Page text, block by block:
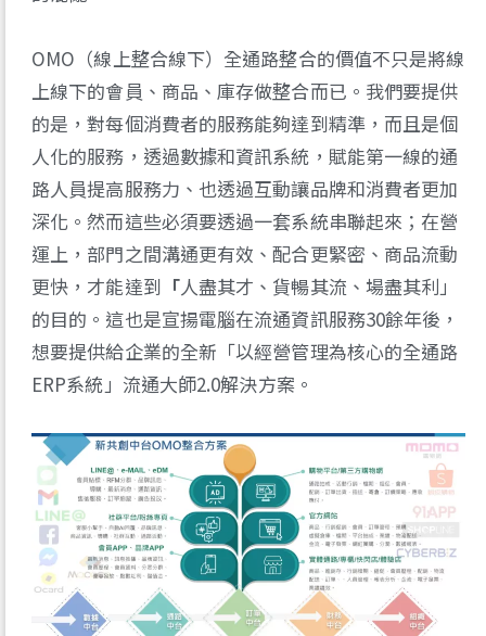
OMO（線上整合線下）全通路整合的價值不只是將線
上線下的會員、商品、庫存做整合而已。我們要提供
的是，對每個消費者的服務能夠達到精準，而且是個
人化的服務，透過數據和資訊系統，賦能第一線的通
路人員提高服務力、也透過互動讓品牌和消費者更加
深化。然而這些必須要透過一套系統串聯起來；在營
運上，部門之間溝通更有效、配合更緊密、商品流動
更快，才能達到 「人盡其才、貨暢其流、場盡其利」
的目的。這也是宣揚電腦在流通資訊服務30餘年後，
想要提供給企業的全新「以經營管理為核心的全通路
ERP系統」流通大師2.0解決方案。